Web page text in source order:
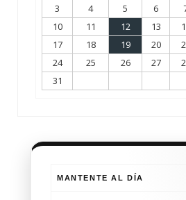
3
4 5 6
10
11 12 13
17
18 19 20
24
25 26 27
31
MANTENTE AL DÍA